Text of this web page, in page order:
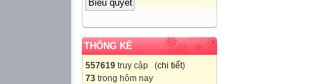
THỐNG KÊ
557619 truy cập (chi tiết)
73 trong hôm nay